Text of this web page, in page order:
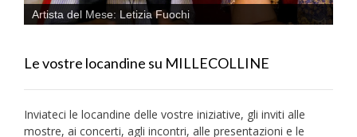
Artista del Mese: Letizia Fuochi
Le vostre locandine su MILLECOLLINE
Inviateci le locandine delle vostre iniziative, gli inviti alle
mostre, ai concerti, agli incontri, alle presentazioni e le